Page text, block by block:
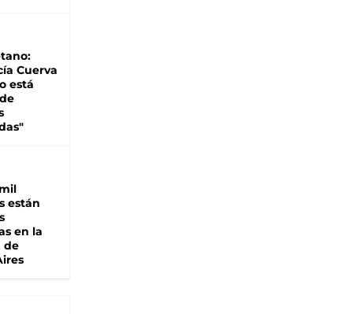
Cuerva
está
están
en la
de